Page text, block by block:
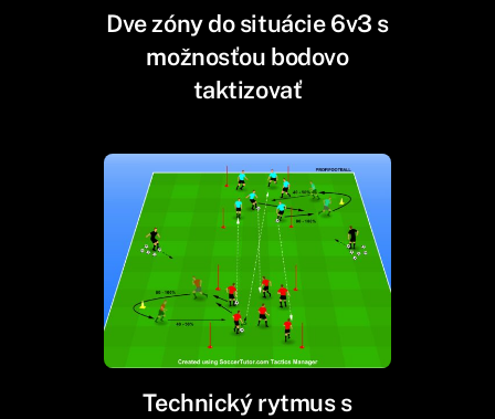
Dve zóny do situácie 6v3 s
možnosťou bodovo
taktizovať
Technický rytmus s